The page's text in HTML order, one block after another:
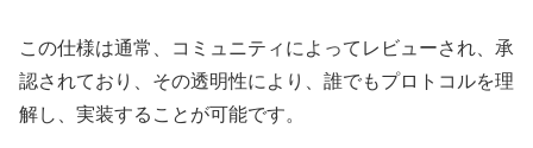
この仕様は通常、コミュニティによってレビューされ、承
認されており、その透明性により、誰でもプロトコルを理
解し、実装することが可能です。